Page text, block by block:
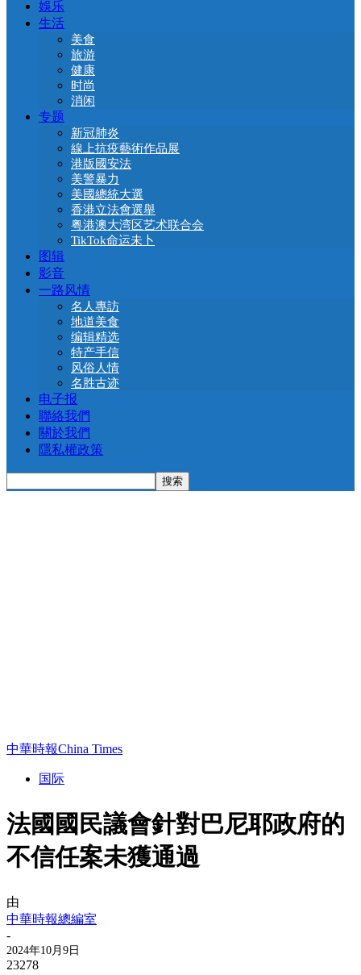
娛乐
生活
美食
旅游
健康
时尚
消闲
专题
新冠肺炎
線上抗疫藝術作品展
港版國安法
美警暴力
美國總統大選
香港立法會選舉
粤港澳大湾区艺术联合会
TikTok命运未卜
图辑
影音
一路风情
名人專訪
地道美食
编辑精选
特产手信
风俗人情
名胜古迹
电子报
聯絡我們
關於我們
隱私權政策
中華時報China Times
国际
法國國民議會針對巴尼耶政府的
不信任案未獲通過
由
中華時報總編室
-
2024年10月9日
23278